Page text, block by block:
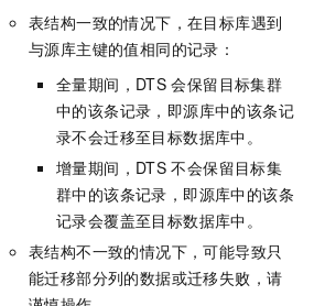
表结构一致的情况下，在目标库遇到
与源库主键的值相同的记录：
全量期间，DTS 会保留目标集群
中的该条记录，即源库中的该条记
录不会迁移至目标数据库中。
增量期间，DTS 不会保留目标集
群中的该条记录，即源库中的该条
记录会覆盖至目标数据库中。
表结构不一致的情况下，可能导致只
能迁移部分列的数据或迁移失败，请